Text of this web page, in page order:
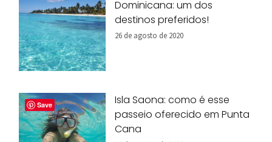
Dominicana: um dos
destinos preferidos!
26 de agosto de 2020
Isla Saona: como é esse
passeio oferecido em Punta
Cana
Save